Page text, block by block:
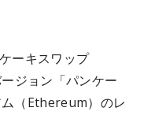
ーキスワップ
ジョン「パンケー
（Ethereum）のレ